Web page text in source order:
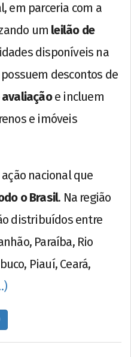
em parceria com a
um leilão de
disponíveis na
descontos de
avaliaçãoe incluem
e imóveis
nacional que
o Brasil. Na região
distribuídos entre
Paraíba, Rio
Piauí, Ceará,